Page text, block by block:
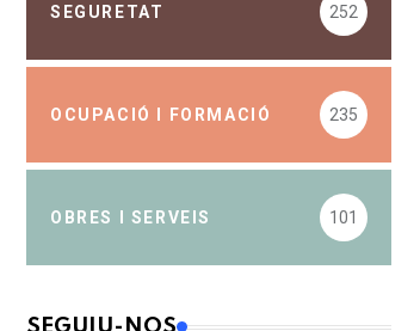
SEGURETAT 252
OCUPACIÓ I FORMACIÓ 235
OBRES I SERVEIS 101